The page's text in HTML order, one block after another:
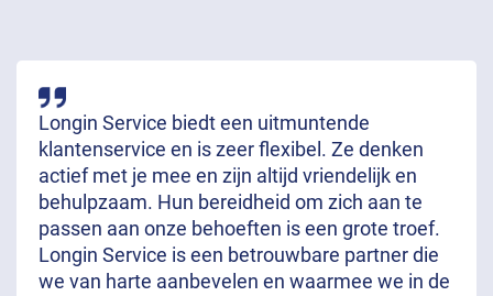
Longin Service biedt een uitmuntende
klantenservice en is zeer flexibel. Ze denken
actief met je mee en zijn altijd vriendelijk en
behulpzaam. Hun bereidheid om zich aan te
passen aan onze behoeften is een grote troef.
Longin Service is een betrouwbare partner die
we van harte aanbevelen en waarmee we in de